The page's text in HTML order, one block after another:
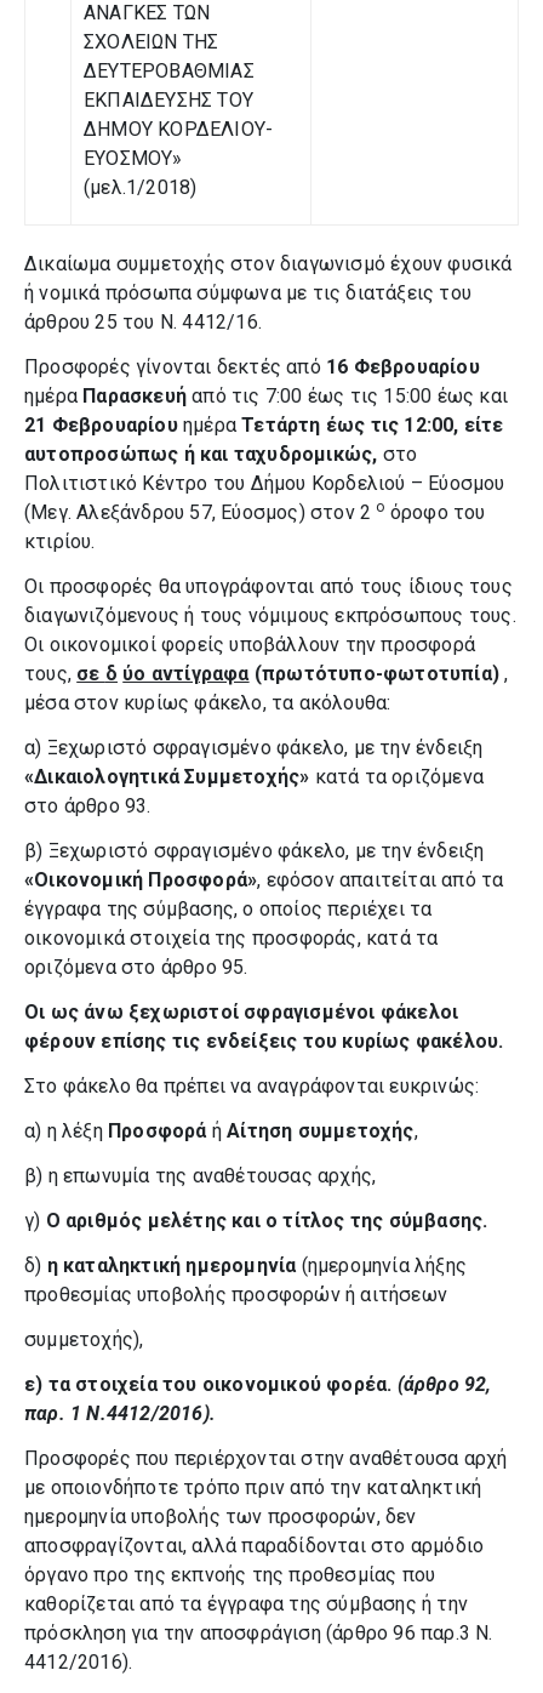
ΑΝΑΓΚΕΣ ΤΩΝ
ΣΧΟΛΕΙΩΝ ΤΗΣ
ΔΕΥΤΕΡΟΒΑΘΜΙΑΣ
ΕΚΠΑΙΔΕΥΣΗΣ ΤΟΥ
ΔΗΜΟΥ ΚΟΡΔΕΛΙΟΥ-
ΕΥΟΣΜΟΥ»
(μελ.1/2018)
Δικαίωμα συμμετοχής στον διαγωνισμό έχουν φυσικά
ή νομικά πρόσωπα σύμφωνα με τις διατάξεις του
άρθρου 25 του Ν. 4412/16.
Προσφορές γίνονται δεκτές από 16 Φεβρουαρίου
ημέρα Παρασκευήαπό τις 7:00 έως τις 15:00 έως και
21 Φεβρουαρίου ημέρα Τετάρτη έως τις 12:00, είτε
αυτοπροσώπως ή και ταχυδρομικώς, στο
Πολιτιστικό Κέντρο του Δήμου Κορδελιού – Εύοσμου
(Μεγ. Αλεξάνδρου 57, Εύοσμος) στον 2 ο όροφο του
κτιρίου.
Οι προσφορές θα υπογράφονται από τους ίδιους τους
διαγωνιζόμενους ή τους νόμιμους εκπρόσωπους τους.
Οι οικονομικοί φορείς υποβάλλουν την προσφορά
τους, σε δ ύο αντίγραφα(πρωτότυπο-φωτοτυπία) ,
μέσα στον κυρίως φάκελο, τα ακόλουθα:
α) Ξεχωριστό σφραγισμένο φάκελο, με την ένδειξη
«Δικαιολογητικά Συμμετοχής» κατά τα οριζόμενα
στο άρθρο 93.
β) Ξεχωριστό σφραγισμένο φάκελο, με την ένδειξη
«Οικονομική Προσφορά», εφόσον απαιτείται από τα
έγγραφα της σύμβασης, ο οποίος περιέχει τα
οικονομικά στοιχεία της προσφοράς, κατά τα
οριζόμενα στο άρθρο 95.
Οι ως άνω ξεχωριστοί σφραγισμένοι φάκελοι
φέρουν επίσης τις ενδείξεις του κυρίως φακέλου.
Στο φάκελο θα πρέπει να αναγράφονται ευκρινώς:
α) η λέξη Προσφορά ήΑίτηση συμμετοχής,
β) η επωνυμία της αναθέτουσας αρχής,
γ) Ο αριθμός μελέτης και ο τίτλος της σύμβασης.
δ) η καταληκτική ημερομηνία (ημερομηνία λήξης
προθεσμίας υποβολής προσφορών ή αιτήσεων
συμμετοχής),
ε) τα στοιχεία του οικονομικού φορέα. (άρθρο 92,
παρ. 1 Ν.4412/2016).
Προσφορές που περιέρχονται στην αναθέτουσα αρχή
με οποιονδήποτε τρόπο πριν από την καταληκτική
ημερομηνία υποβολής των προσφορών, δεν
αποσφραγίζονται, αλλά παραδίδονται στο αρμόδιο
όργανο προ της εκπνοής της προθεσμίας που
καθορίζεται από τα έγγραφα της σύμβασης ή την
πρόσκληση για την αποσφράγιση (άρθρο 96 παρ.3 Ν.
4412/2016).